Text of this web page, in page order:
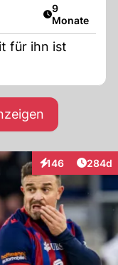
Artikel
9
Monate
für ihn ist
146
Interaktionen284d